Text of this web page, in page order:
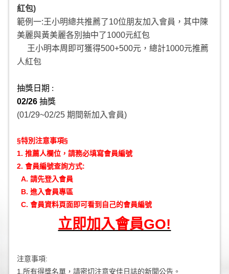
紅包)
範例一:王小明總共推薦了10位朋友加入會員，其中陳
美麗與黃美麗各別抽中了1000元紅包
王小明本周即可獲得500+500元，總計1000元推薦
人紅包
抽獎日期 :
02/26 抽獎
(01/29~02/25 期間新加入會員)
§特別注意事項§
1. 推薦人欄位，請務必填寫會員編號
2. 會員編號查詢方式:
A. 請先登入會員
B. 進入會員專區
C. 會員資料頁面即可看到自己的會員編號
立即加入會員GO!
注意事項:
1.所有得獎名單，請密切注意安佳日誌的新聞公告。